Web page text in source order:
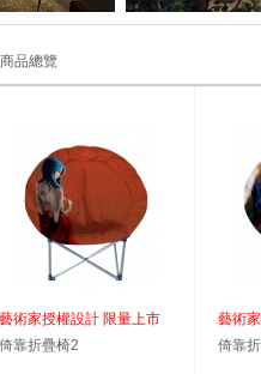
商品總覽
藝術家授權設計 限量上市
倚靠折疊椅2
藝術
倚靠